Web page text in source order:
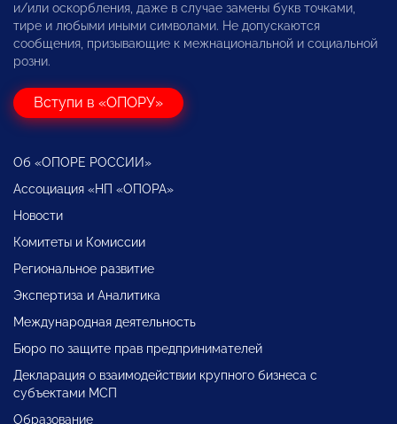
и/или оскорбления, даже в случае замены букв точками,
тире и любыми иными символами. Не допускаются
сообщения, призывающие к межнациональной и социальной
розни.
Вступи в «ОПОРУ»
Об «ОПОРЕ РОССИИ»
Ассоциация «НП «ОПОРА»
Новости
Комитеты и Комиссии
Региональное развитие
Экспертиза и Аналитика
Международная деятельность
Бюро по защите прав предпринимателей
Декларация о взаимодействии крупного бизнеса с
субъектами МСП
Образование